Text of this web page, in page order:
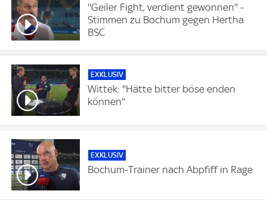
''Geiler Fight, verdient gewonnen'' -
Stimmen zu Bochum gegen Hertha
BSC
EXKLUSIV
Wittek: ''Hätte bitter böse enden
können''
EXKLUSIV
Bochum-Trainer nach Abpfiff in Rage